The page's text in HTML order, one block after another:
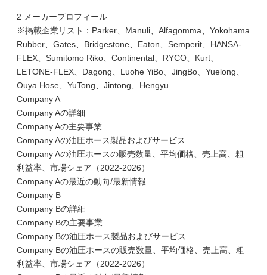
2 メーカープロフィール
※掲載企業リスト：Parker、Manuli、Alfagomma、Yokohama
Rubber、Gates、Bridgestone、Eaton、Semperit、HANSA-
FLEX、Sumitomo Riko、Continental、RYCO、Kurt、
LETONE-FLEX、Dagong、Luohe YiBo、JingBo、Yuelong、
Ouya Hose、YuTong、Jintong、Hengyu
Company A
Company Aの詳細
Company Aの主要事業
Company Aの油圧ホース製品およびサービス
Company Aの油圧ホースの販売数量、平均価格、売上高、粗
利益率、市場シェア（2022-2026）
Company Aの最近の動向/最新情報
Company B
Company Bの詳細
Company Bの主要事業
Company Bの油圧ホース製品およびサービス
Company Bの油圧ホースの販売数量、平均価格、売上高、粗
利益率、市場シェア（2022-2026）